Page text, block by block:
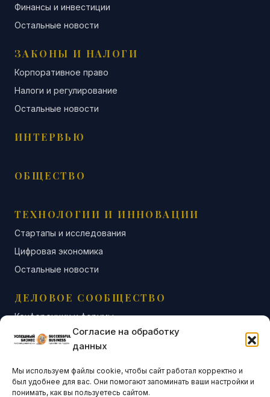
Согласие на обработку
данных
Мы используем файлы cookie, чтобы сайт работал корректно и
был удобнее для вас. Они помогают запоминать ваши настройки и
понимать, как вы пользуетесь сайтом.
Финансы и инвестиции
Остальные новости
ЗАКОНЫ И НАЛОГИ
Корпоративное право
Налоги и регулирование
Остальные новости
ИНТЕРВЬЮ
ОБЩЕСТВО
ТЕХНОЛОГИИ И ИННОВАЦИИ
Стартапы и исследования
Цифровая экономика
Остальные новости
ДЕЛОВОЕ СООБЩЕСТВО
Конференции и форумы
Бизнес-клубы и ассоциации
Остальные новости
АНАЛИТИКА И СТАТИСТИКА